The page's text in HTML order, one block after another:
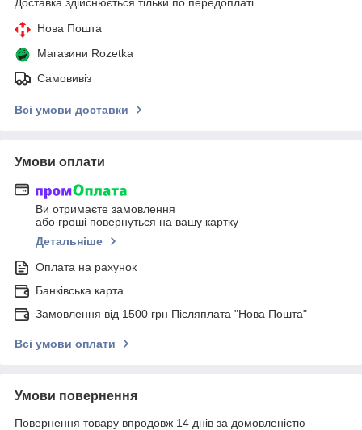
Доставка здійснюється тільки по передоплаті.
Нова Пошта
Магазини Rozetka
Самовивіз
Всі умови доставки
Умови оплати
Ви отримаєте замовлення
або гроші повернуться на вашу картку
Детальніше
Оплата на рахунок
Банківська карта
Замовлення від 1500 грн Післяплата "Нова Пошта"
Всі умови оплати
Умови повернення
Повернення товару впродовж 14 днів за домовленістю